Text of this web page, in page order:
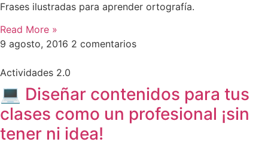
Frases ilustradas para aprender ortografía.
Read More »
9 agosto, 2016 2 comentarios
Actividades 2.0
💻 Diseñar contenidos para tus
clases como un profesional ¡sin
tener ni idea!